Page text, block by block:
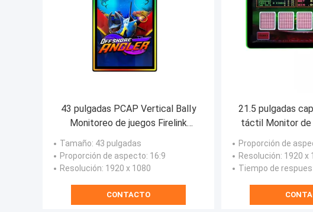
43 pulgadas PCAP Vertical BalIy
Monitoreo de juegos Firelink
original Monitoreo de pantalla
táctil capacitiva
Tamaño: 43 pulgadas
Proporción de aspecto: 16:9
Resolución: 1920 x 1080
CONTACTO
21.5 pulgadas
táctil Monitor de
para POG
Proporción de
Resolución: 1920 x
Tiempo de